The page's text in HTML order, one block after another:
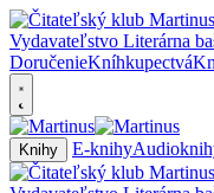
DoručenieKníhkupectvá
Knihy E-knihy